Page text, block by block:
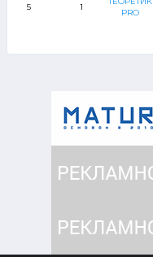
5 1
PRO